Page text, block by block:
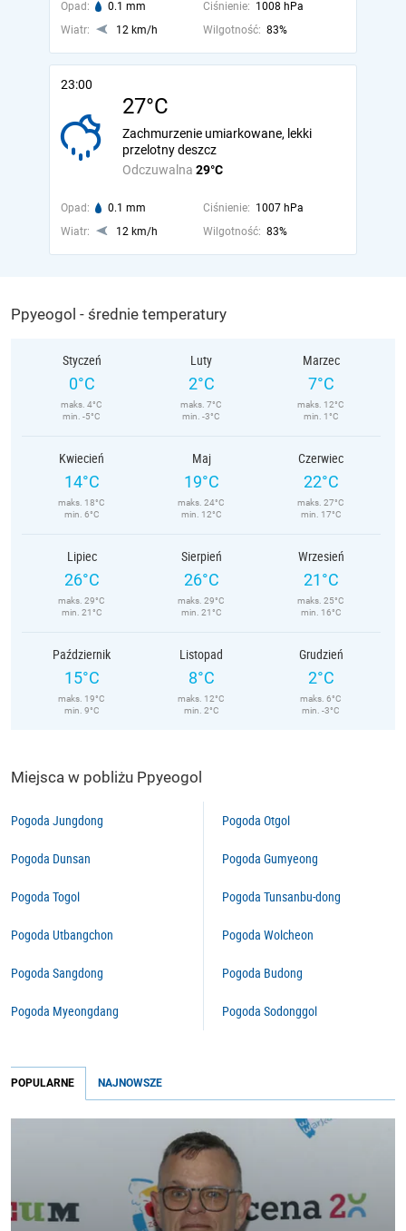
Opad: 0.1 mm Ciśnienie: 1008 hPa
Wiatr:
12 km/h Wilgotność: 83%
23:00
27°C
Odczuwalna 29°C
Zachmurzenie umiarkowane, lekki
przelotny deszcz
Opad: 0.1 mm Ciśnienie: 1007 hPa
Wiatr:
12 km/h Wilgotność: 83%
Ppyeogol - średnie temperatury
Styczeń
0°C
maks. 4°C
min. -5°C
Luty
2°C
maks. 7°C
min. -3°C
Marzec
7°C
maks. 12°C
min. 1°C
Kwiecień
14°C
maks. 18°C
min. 6°C
Maj
19°C
maks. 24°C
min. 12°C
Czerwiec
22°C
maks. 27°C
min. 17°C
Lipiec
26°C
maks. 29°C
min. 21°C
Sierpień
26°C
maks. 29°C
min. 21°C
Wrzesień
21°C
maks. 25°C
min. 16°C
Październik
15°C
maks. 19°C
min. 9°C
Listopad
8°C
maks. 12°C
min. 2°C
Grudzień
2°C
maks. 6°C
min. -3°C
Miejsca w pobliżu Ppyeogol
Pogoda Jungdong
Pogoda Dunsan
Pogoda Togol
Pogoda Utbangchon
Pogoda Sangdong
Pogoda Myeongdang
Pogoda Otgol
Pogoda Gumyeong
Pogoda Tunsanbu-dong
Pogoda Wolcheon
Pogoda Budong
Pogoda Sodonggol
POPULARNE NAJNOWSZE